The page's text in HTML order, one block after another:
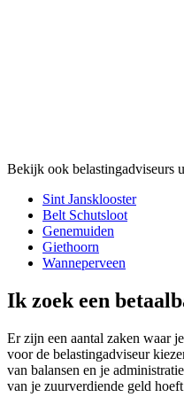
Bekijk ook belastingadviseurs
Sint Jansklooster
Belt Schutsloot
Genemuiden
Giethoorn
Wanneperveen
Ik zoek een
Er zijn een aantal zaken waar
voor de belastingadviseur
van balansen en je
van je zuurverdiende geld